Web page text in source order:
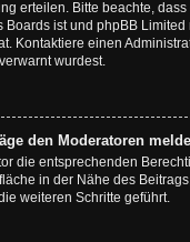
erteilen. Bitte beachte,
Boards ist und phpBB Limited
Kontaktiere einen
wurdest.
den Moderatoren
die entsprechenden
in der Nähe des
weiteren Schritte geführt.